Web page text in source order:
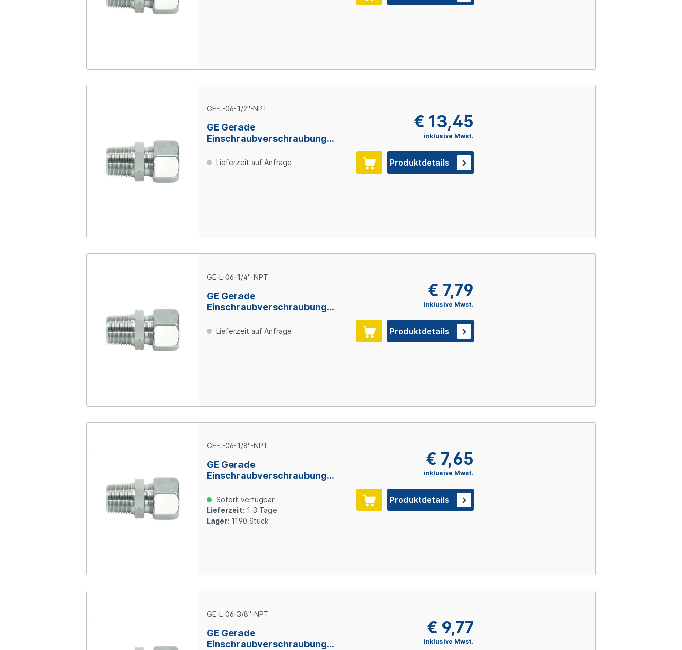
GE-L-06-1/2"-NPT
GE Gerade
Einschraubverschraubung
Lieferzeit auf Anfrage
€ 13,45
inklusive Mwst.
Produktdetails
GE-L-06-1/4"-NPT
GE Gerade
Einschraubverschraubung
Lieferzeit auf Anfrage
€ 7,79
inklusive Mwst.
Produktdetails
GE-L-06-1/8"-NPT
GE Gerade
Einschraubverschraubung
Sofort verfügbar
Lieferzeit: 1-3 Tage
Lager: 1190 Stück
€ 7,65
inklusive Mwst.
Produktdetails
GE-L-06-3/8"-NPT
GE Gerade
Einschraubverschraubung
€ 9,77
inklusive Mwst.